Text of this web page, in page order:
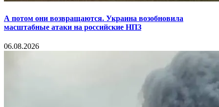
А потом они возвращаются. Украина возобновила
масштабные атаки на российские НПЗ
06.08.2026